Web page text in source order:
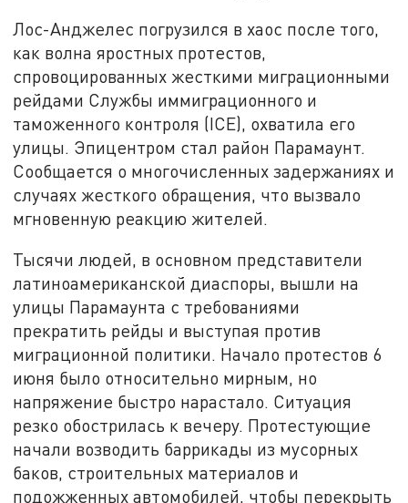
Лос-Анджелес погрузился в хаос после того,
как волна яростных протестов,
спровоцированных жесткими миграционными
рейдами Службы иммиграционного и
таможенного контроля (ICE), охватила его
улицы. Эпицентром стал район Парамаунт.
Сообщается о многочисленных задержаниях и
случаях жесткого обращения, что вызвало
мгновенную реакцию жителей.
Тысячи людей, в основном представители
латиноамериканской диаспоры, вышли на
улицы Парамаунта с требованиями
прекратить рейды и выступая против
миграционной политики. Начало протестов 6
июня было относительно мирным, но
напряжение быстро нарастало. Ситуация
резко обострилась к вечеру. Протестующие
начали возводить баррикады из мусорных
баков, строительных материалов и
подожженных автомобилей, чтобы перекрыть